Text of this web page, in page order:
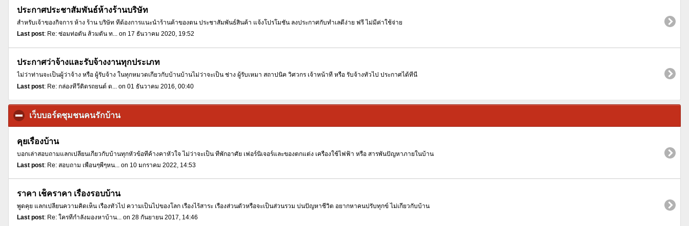
ประกาศประชาสัมพันธ์ห้างร้านบริษัท
สำหรับเจ้าของกิจการ ห้าง ร้าน บริษัท ที่ต้องการแนะนำร้านค้าของตน ประชาสัมพันธ์สินค้า แจ้งโปรโมชั่น ลงประกาศกับทำเลดีง่าย ฟรี ไม่มีค่าใช้จ่าย
Last post: Re: ซ่อมท่อตัน ส้วมตัน ท... on 17 ธันวาคม 2020, 19:52
ประกาศว่าจ้างและรับจ้างงานทุกประเภท
ไม่ว่าท่านจะเป็นผู้ว่าจ้าง หรือ ผู้รับจ้าง ในทุกหมวดเกี่ยวกับบ้านบ้านไม่ว่าจะเป็น ช่าง ผู้รับเหมา สถาปนิค วิศวกร เจ้าหน้าที่ หรือ รับจ้างทั่วไป ประกาศได้ที่นี่
Last post: Re: กล่องทีวีติดรถยนต์ ด... on 01 ธันวาคม 2016, 00:40
เว็บบอร์ดชุมชนคนรักบ้านclick to collapse contents
คุยเรื่องบ้าน
บอกเล่าสอบถามแลกเปลี่ยนเกี่ยวกับบ้านทุกหัวข้อที่ค้างคาหัวใจ ไม่ว่าจะเป็น ที่พักอาศัย เฟอร์นิเจอร์และของตกแต่ง เครื่องใช้ไฟฟ้า หรือ สารพันปัญหาภายในบ้าน
Last post: Re: สอบถาม เพื่อนๆพี่ๆหน... on 10 มกราคม 2022, 14:53
ราคา เช็คราคา เรื่องรอบบ้าน
พูดคุย แลกเปลี่ยนความคิดเห็น เรื่องทั่วไป ความเป็นไปของโลก เรื่องไร้สาระ เรื่องส่วนตัวหรือจะเป็นส่วนรวม บ่นปัญหาชีวิต อยากหาคนปรับทุกข์ ไม่เกี่ยวกับบ้าน
Last post: Re: ใครที่กำลังมองหาบ้าน... on 28 กันยายน 2017, 14:46